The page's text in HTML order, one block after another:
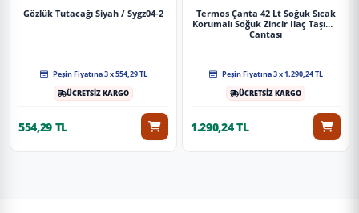
Gözlük Tutacağı Siyah / Sygz04-2
Peşin Fiyatına 3 x 554,29 TL
ÜCRETSİZ KARGO
554,29 TL
Termos Çanta 42 Lt Soğuk Sıcak
Korumalı Soğuk Zincir Ilaç Taşıma
Çantası
Peşin Fiyatına 3 x 1.290,24 TL
ÜCRETSİZ KARGO
1.290,24 TL